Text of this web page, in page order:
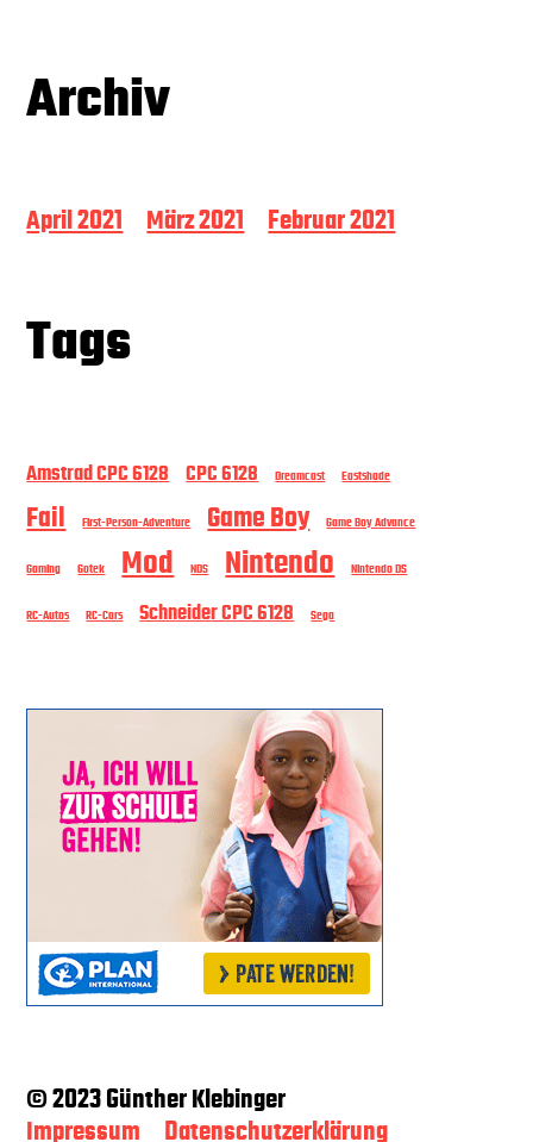
Archiv
April 2021 März 2021 Februar 2021
Tags
Amstrad CPC 6128 CPC 6128 Dreamcast Eastshade
Fail First-Person-Adventure Game Boy Game Boy Advance
Gaming Gotek Mod NDS Nintendo Nintendo DS
RC-Autos RC-Cars Schneider CPC 6128 Sega
© 2023 Günther Klebinger
Impressum
Datenschutzerklärung